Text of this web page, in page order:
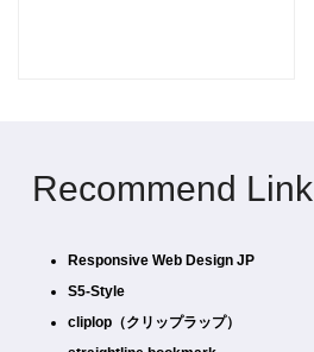
Recommend Link
Responsive Web Design JP
S5-Style
cliplop（クリップラップ）